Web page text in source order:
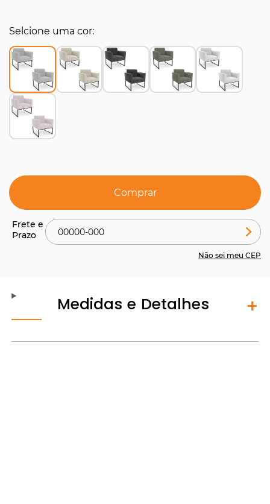
Selcione uma cor
Comprar
Não sei meu CEP
Medidas e Detalhes